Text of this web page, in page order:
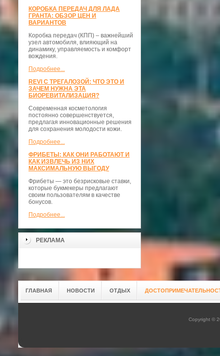
КОРОБКА ПЕРЕДАЧ ДЛЯ ЛАДА
ГРАНТА: ОБЗОР ЦЕН И
ВАРИАНТОВ
Коробка передач (КПП) – важнейший
узел автомобиля, влияющий на
динамику, управляемость и комфорт
вождения.
Подробнее...
REVI С ТРЕГАЛОЗОЙ: ЧТО ЭТО И
ЗАЧЕМ НУЖНА ЭТА
БИОРЕВИТАЛИЗАЦИЯ?
Современная косметология
постоянно совершенствуется,
предлагая инновационные решения
для сохранения молодости кожи.
Подробнее...
ФРИБЕТЫ: КАК ОНИ РАБОТАЮТ И
КАК ИЗВЛЕЧЬ ИЗ НИХ
МАКСИМАЛЬНУЮ ВЫГОДУ
Фрибеты — это безрисковые ставки,
которые букмекеры предлагают
своим пользователям в качестве
бонусов.
Подробнее...
РЕКЛАМА
ГЛАВНАЯ НОВОСТИ ОТДЫХ
Copyright ©